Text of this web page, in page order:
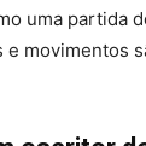
uma partida
e movimentos